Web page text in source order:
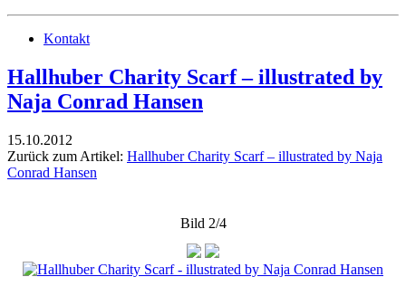
Kontakt
Hallhuber Charity Scarf – illustrated by
Naja Conrad Hansen
15.10.2012
Zurück zum Artikel: Hallhuber Charity Scarf – illustrated by Naja
Conrad Hansen
Bild 2/4